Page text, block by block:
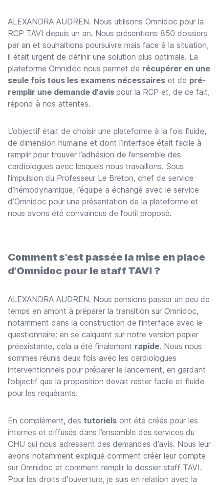
ALEXANDRA AUDREN. Nous utilisons Omnidoc pour la
RCP TAVI depuis un an. Nous présentions 850 dossiers
par an et souhaitions poursuivre mais face à la situation,
il était urgent de définir une solution plus optimale. La
plateforme Omnidoc nous permet de récupérer en une
seule fois tous les examens nécessaires et de pré-
remplir une demande d'avis pour la RCP et, de ce fait,
répond à nos attentes.
L’objectif était de choisir une plateforme à la fois fluide,
de dimension humaine et dont l’interface était facile à
remplir pour trouver l’adhésion de l’ensemble des
cardiologues avec lesquels nous travaillons. Sous
l’impulsion du Professeur Le Breton, chef de service
d’hémodynamique, l’équipe a échangé avec le service
d’Omnidoc pour une présentation de la plateforme et
nous avons été convaincus de l’outil proposé.
Comment s’est passée la mise en place
d’Omnidoc pour le staff TAVI ?
ALEXANDRA AUDREN. Nous pensions passer un peu de
temps en amont à préparer la transition sur Omnidoc,
notamment dans la construction de l’interface avec le
questionnaire; en se calquant sur notre version papier
préexistante, cela a été finalement rapide. Nous nous
sommes réunis deux fois avec les cardiologues
interventionnels pour préparer le lancement, en gardant
l’objectif que la proposition devait rester facile et fluide
pour les requérants.
En complément, des tutoriels ont été créés pour les
internes et diffusés dans l’ensemble des services du
CHU qui nous adressent des demandes d’avis. Nous leur
avons notamment expliqué comment créer leur compte
sur Omnidoc et comment remplir le dossier staff TAVI.
Pour les droits d'ouverture, je suis en relation avec la